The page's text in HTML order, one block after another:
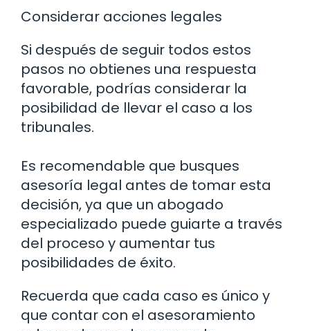
Considerar acciones legales
Si después de seguir todos estos
pasos no obtienes una respuesta
favorable, podrías considerar la
posibilidad de llevar el caso a los
tribunales.
Es recomendable que busques
asesoría legal antes de tomar esta
decisión, ya que un abogado
especializado puede guiarte a través
del proceso y aumentar tus
posibilidades de éxito.
Recuerda que cada caso es único y
que contar con el asesoramiento